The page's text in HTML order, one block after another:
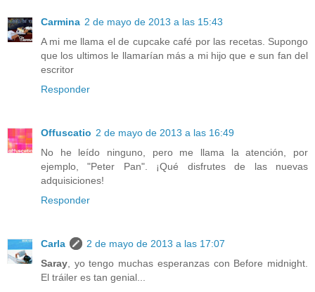
Carmina 2 de mayo de 2013 a las 15:43
A mi me llama el de cupcake café por las recetas. Supongo
que los ultimos le llamarían más a mi hijo que e sun fan del
escritor
Responder
Offuscatio 2 de mayo de 2013 a las 16:49
No he leído ninguno, pero me llama la atención, por
ejemplo, "Peter Pan". ¡Qué disfrutes de las nuevas
adquisiciones!
Responder
Carla
2 de mayo de 2013 a las 17:07
Saray, yo tengo muchas esperanzas con Before midnight.
El tráiler es tan genial...